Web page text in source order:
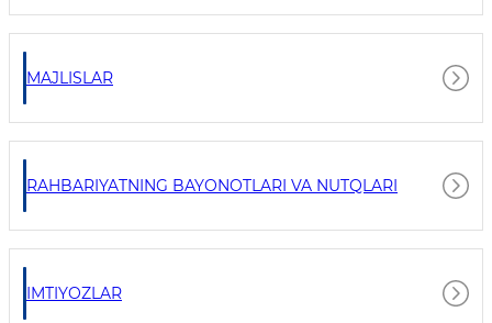
MAJLISLAR
RAHBARIYATNING BAYONOTLARI VA NUTQLARI
IMTIYOZLAR